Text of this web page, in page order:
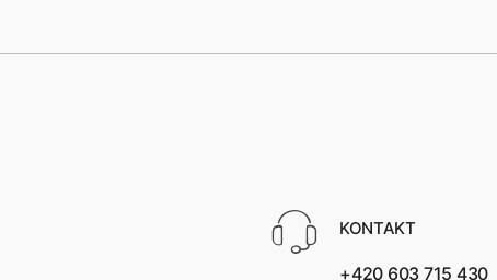
KONTAKT
+420 603 715 430